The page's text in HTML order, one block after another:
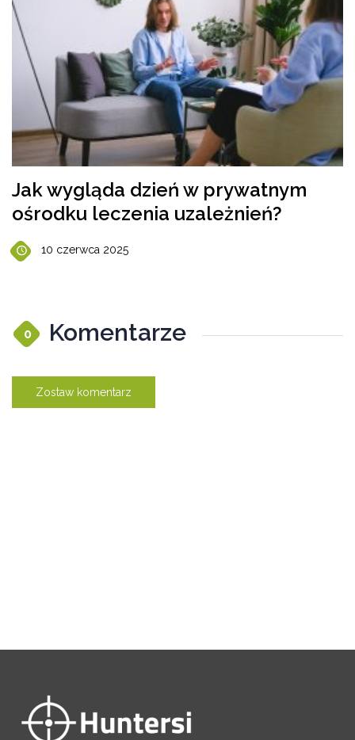
Jak wygląda dzień w prywatnym
ośrodku leczenia uzależnień?
10 czerwca 2025
0 Komentarze
Zostaw komentarz